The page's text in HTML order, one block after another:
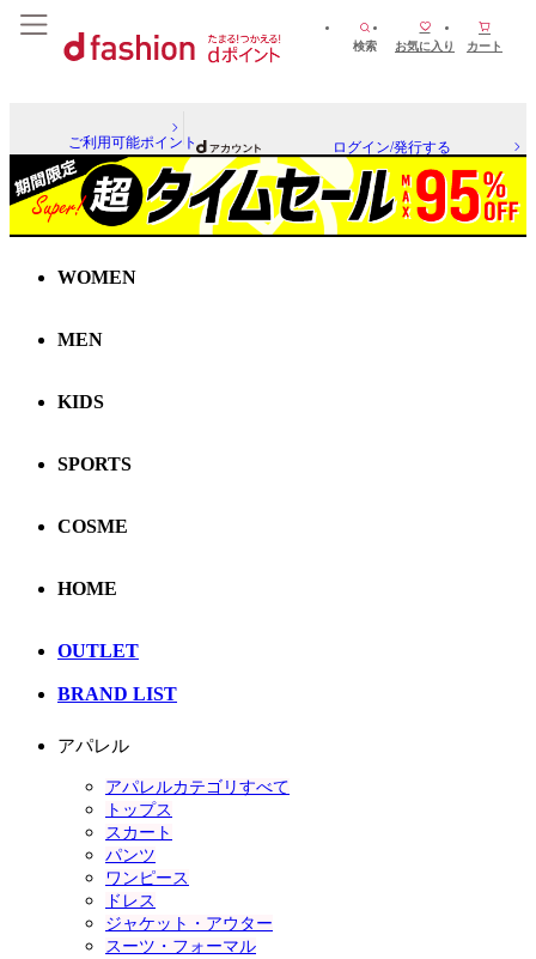
検索 お気に入り カート
ご利用可能ポイント ログイン/発行する
WOMEN
MEN
KIDS
SPORTS
COSME
HOME
OUTLET
BRAND LIST
アパレル
アパレルカテゴリすべて
トップス
スカート
パンツ
ワンピース
ドレス
ジャケット・アウター
スーツ・フォーマル